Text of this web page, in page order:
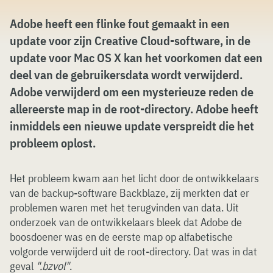
Adobe heeft een flinke fout gemaakt in een
update voor zijn Creative Cloud-software, in de
update voor Mac OS X kan het voorkomen dat een
deel van de gebruikersdata wordt verwijderd.
Adobe verwijderd om een mysterieuze reden de
allereerste map in de root-directory. Adobe heeft
inmiddels een nieuwe update verspreidt die het
probleem oplost.
Het probleem kwam aan het licht door de ontwikkelaars
van de backup-software Backblaze, zij merkten dat er
problemen waren met het terugvinden van data. Uit
onderzoek van de ontwikkelaars bleek dat Adobe de
boosdoener was en de eerste map op alfabetische
volgorde verwijderd uit de root-directory. Dat was in dat
geval ".bzvol".